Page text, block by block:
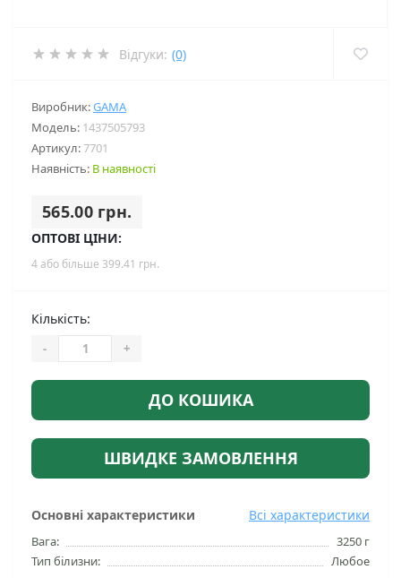
Відгуки: (0)
Виробник:GAMA
Модель: 1437505793
Артикул:7701
Наявність: В наявності
565.00 грн.
ОПТОВІ ЦІНИ:
4 або більше 399.41 грн.
Основні характеристики Всі характеристики
Вага:
3250 г
Тип білизни:
Любое
Кількість:
- +
ДО КОШИКА
ШВИДКЕ ЗАМОВЛЕННЯ